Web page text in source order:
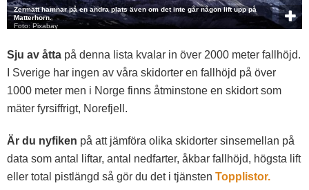
Zermatt hamnar på en andra plats även om det inte går någon lift upp på
Matterhorn.
Foto: Pixabay
Sju av åtta på denna lista kvalar in över 2000 meter fallhöjd.
I Sverige har ingen av våra skidorter en fallhöjd på över
1000 meter men i Norge finns åtminstone en skidort som
mäter fyrsiffrigt, Norefjell.
Är du nyfiken på att jämföra olika skidorter sinsemellan på
data som antal liftar, antal nedfarter, åkbar fallhöjd, högsta lift
eller total pistlängd så gör du det i tjänsten Topplistor.